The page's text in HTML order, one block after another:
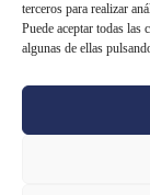
terceros para realizar
Puede aceptar todas las
algunas de ellas
Cementerio
José